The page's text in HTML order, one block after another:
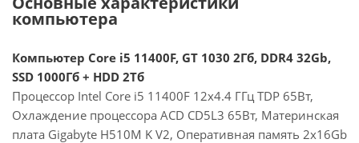
компьютера
Компьютер Core i5 11400F, GT 1030 2Гб, DDR4 32Gb,
SSD 1000Гб + HDD 2Тб
Процессор Intel Core i5 11400F 12x4.4 ГГц TDP 65Вт,
Охлаждение процессора ACD CD5L3 65Вт, Материнская
плата Gigabyte H510M K V2, Оперативная память 2x16Gb